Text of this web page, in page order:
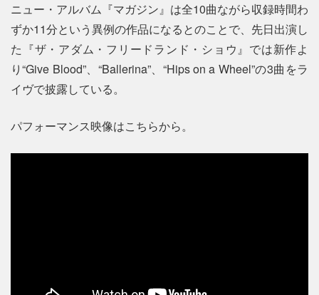
ニュー・アルバム『マガジン』は全10曲ながら収録時間わ
ずか11分という異例の作品になるとのことで、先日出演し
た『ザ・アダム・フリードランド・ショウ』では新作よ
り“Give Blood”、“Ballerina”、“Hips on a Wheel”の3曲をラ
イヴで披露している。
パフォーマンス映像はこちらから。